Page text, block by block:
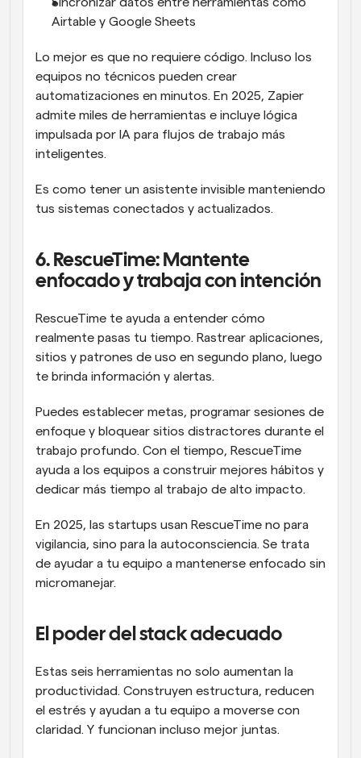
Airtable y Google Sheets
Lo mejor es que no requiere código. Incluso los
equipos no técnicos pueden crear
automatizaciones en minutos. En 2025, Zapier
admite miles de herramientas e incluye lógica
impulsada por IA para flujos de trabajo más
inteligentes.
Es como tener un asistente invisible manteniendo
tus sistemas conectados y actualizados.
6. RescueTime: Mantente
enfocado y trabaja con intención
RescueTime te ayuda a entender cómo
realmente pasas tu tiempo. Rastrear aplicaciones,
sitios y patrones de uso en segundo plano, luego
te brinda información y alertas.
Puedes establecer metas, programar sesiones de
enfoque y bloquear sitios distractores durante el
trabajo profundo. Con el tiempo, RescueTime
ayuda a los equipos a construir mejores hábitos y
dedicar más tiempo al trabajo de alto impacto.
En 2025, las startups usan RescueTime no para
vigilancia, sino para la autoconsciencia. Se trata
de ayudar a tu equipo a mantenerse enfocado sin
micromanejar.
El poder del stack adecuado
Estas seis herramientas no solo aumentan la
productividad. Construyen estructura, reducen
el estrés y ayudan a tu equipo a moverse con
claridad. Y funcionan incluso mejor juntas.